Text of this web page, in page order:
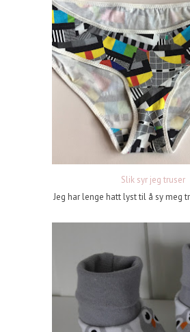
Slik syr jeg truser
Jeg har lenge hatt lyst til å sy meg